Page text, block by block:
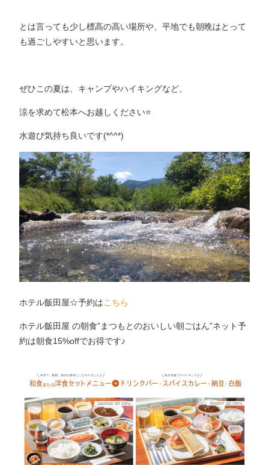
とは言っても少し標高の高い場所や、平地でも朝晩はとって
も過ごしやすいと思います。
ぜひこの夏は、キャンプやハイキングなど、
涼を求めて松本へお越しください⭐️
水遊び気持ち良いです(*^^*)
ホテル飯田屋☆予約はこちら
ホテル飯田屋 の朝食”まつもとのおいしい朝ごはん”ネット予
約は朝食15%offでお得です♪